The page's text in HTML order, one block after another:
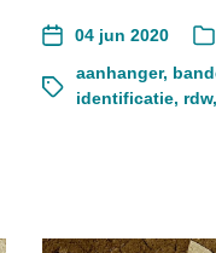
04 jun 2020
aanhanger,
identificatie, rdw